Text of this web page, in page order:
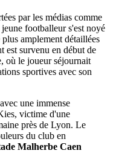
par les médias comme
jeune footballeur s'est noyé
amplement détaillées
est survenu en début de
où le joueur séjournait
sportives avec son
une immense
victime d'une
près de Lyon. Le
du club en
Malherbe Caen